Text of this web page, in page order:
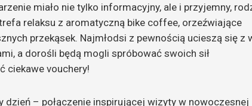
miało nie tylko informacyjny, ale i przyjemny,
relaksu z aromatyczną bike coffee, orzeźwiające
przekąsek. Najmłodsi z pewnością ucieszą się z
a dorośli będą mogli spróbować swoich sił
ciekawe vouchery!
dzień – połączenie inspirującej wizyty w nowoczesnej